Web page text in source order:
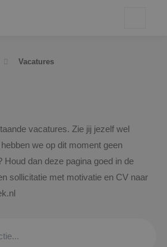
Vacatures
vacatures. Zie jij jezelf wel
we op dit moment geen
Houd dan deze pagina goed in de
sollicitatie met motivatie en CV naar